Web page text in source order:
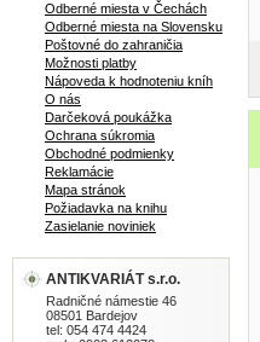
Odberné miesta v Čechách
Odberné miesta na Slovensku
Poštovné do zahraničia
Možnosti platby
Nápoveda k hodnoteniu kníh
O nás
Darčeková poukážka
Ochrana súkromia
Obchodné podmienky
Reklamácie
Mapa stránok
Požiadavka na knihu
Zasielanie noviniek
ANTIKVARIÁT s.r.o.
Radničné námestie 46
08501 Bardejov
tel: 054 474 4424